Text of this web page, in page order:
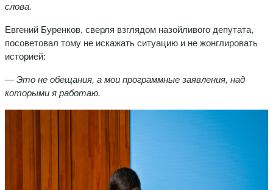
слова.
Евгений Буренков, сверля взглядом назойливого депутата,
посоветовал тому не искажать ситуацию и не жонглировать
историей:
— Это не обещания, а мои программные заявления, над
которыми я работаю.